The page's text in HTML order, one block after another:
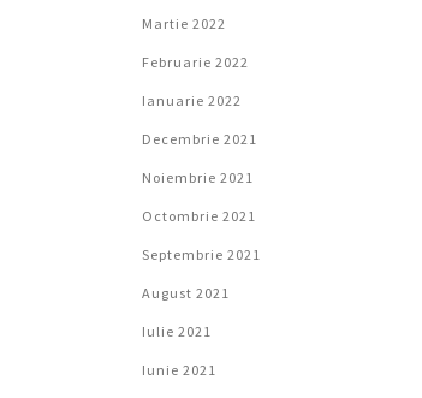
Martie 2022
Februarie 2022
Ianuarie 2022
Decembrie 2021
Noiembrie 2021
Octombrie 2021
Septembrie 2021
August 2021
Iulie 2021
Iunie 2021